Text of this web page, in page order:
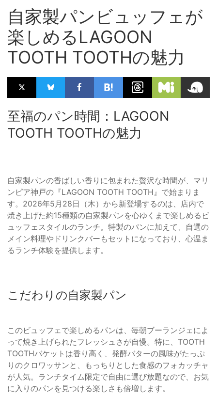
自家製パンビュッフェが
楽しめるLAGOON
TOOTH TOOTHの魅力
至福のパン時間：LAGOON
TOOTH TOOTHの魅力
自家製パンの香ばしい香りに包まれた贅沢な時間が、マリ
ンピア神戸の『LAGOON TOOTH TOOTH』で始まりま
す。2026年5月28日（木）から新登場するのは、店内で
焼き上げた約15種類の自家製パンを心ゆくまで楽しめるビ
ュッフェスタイルのランチ。特製のパンに加えて、自選の
メイン料理やドリンクバーもセットになっており、心温ま
るランチ体験を提供します。
こだわりの自家製パン
このビュッフェで楽しめるパンは、毎朝ブーランジェによ
って焼き上げられたフレッシュさが自慢。特に、TOOTH
TOOTHバケットは香り高く、発酵バターの風味がたっぷ
りのクロワッサンと、もっちりとした食感のフォカッチャ
が人気。ランチタイム限定で自由に選び放題なので、お気
に入りのパンを見つける楽しさも倍増します。